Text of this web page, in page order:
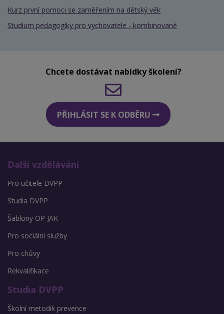
Kurz první pomoci se zaměřením na dětský věk
Studium pedagogiky pro vychovatele - kombinované
Chcete dostávat nabídky školení?
PŘIHLÁSIT SE K ODBĚRU
Další vzdělávání
Pro učitele DVPP
Studia DVPP
Šablony OP JAK
Pro sociální služby
Pro chůvy
Rekvalifikace
Studia DVPP
Školní metodik prevence